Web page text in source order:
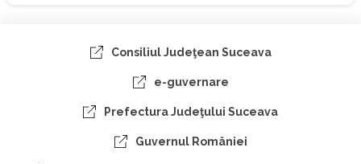
Consiliul Judeţean Suceava
e-guvernare
Prefectura Judeţului Suceava
Guvernul României